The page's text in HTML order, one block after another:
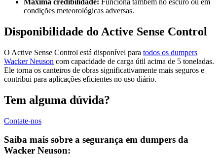
Máxima credibilidade: Funciona também no escuro ou em
condições meteorológicas adversas.
Disponibilidade do Active Sense Control
O Active Sense Control está disponível para todos os dumpers
Wacker Neuson com capacidade de carga útil acima de 5 toneladas.
Ele torna os canteiros de obras significativamente mais seguros e
contribui para aplicações eficientes no uso diário.
Tem alguma dúvida?
Contate-nos
Saiba mais sobre a segurança em dumpers da
Wacker Neuson: